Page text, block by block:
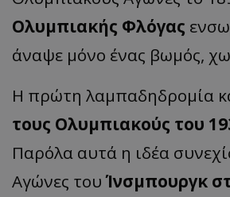
Ολυμπιακής Φλόγας
άναψε μόνο ένας βωμός,
Η πρώτη λαμπαδηδρομία
τους Ολυμπιακούς του
Παρόλα αυτά η ιδέα
Αγώνες τουΊνσμπουργκ